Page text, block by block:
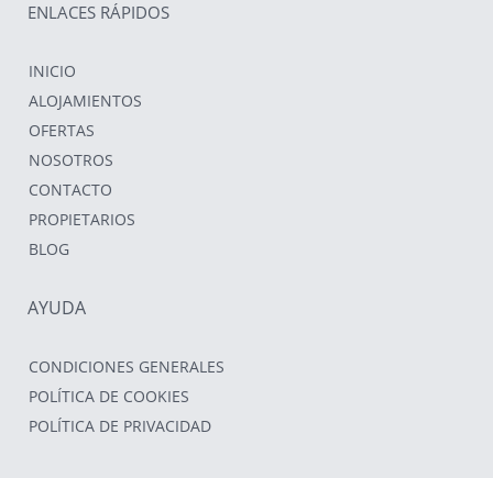
ENLACES RÁPIDOS
INICIO
ALOJAMIENTOS
OFERTAS
NOSOTROS
CONTACTO
PROPIETARIOS
BLOG
AYUDA
CONDICIONES GENERALES
POLÍTICA DE COOKIES
POLÍTICA DE PRIVACIDAD